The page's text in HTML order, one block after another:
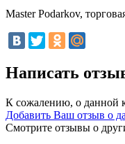
Master Podarkov,
Написать
К сожалению, о данной
Добавить Ваш отзыв о
Смотрите отзывы о